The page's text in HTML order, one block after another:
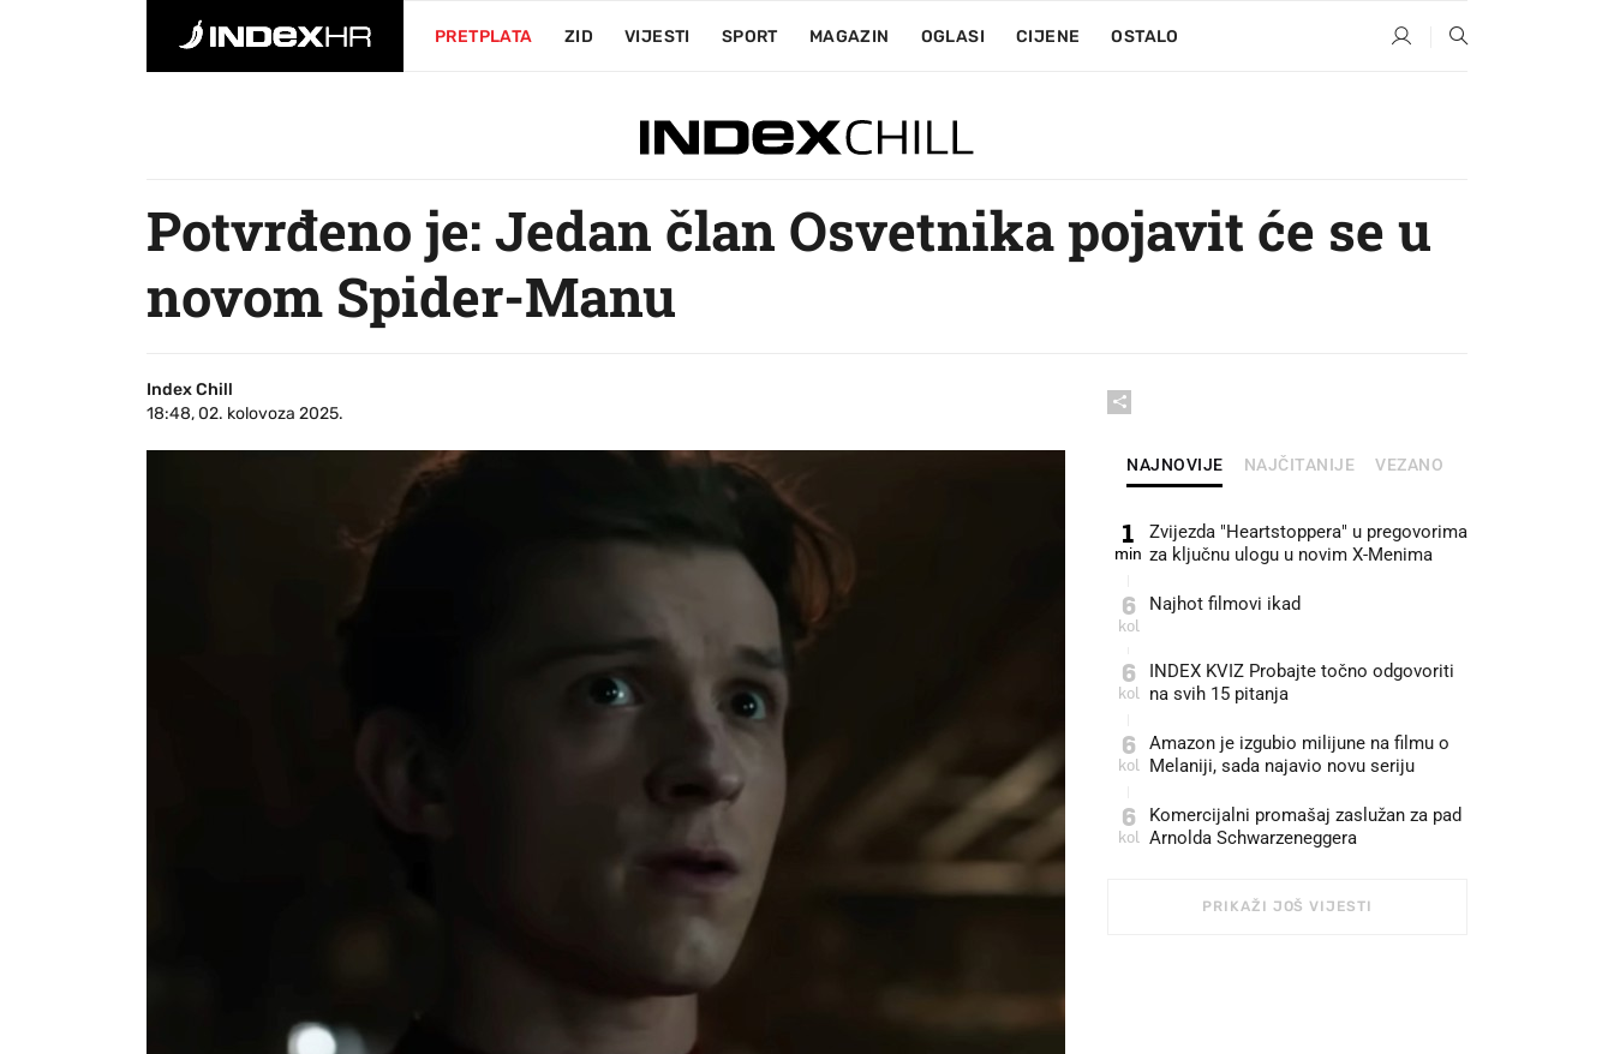
PRETPLATA ZID VIJESTI SPORT MAGAZIN OGLASI CIJENE OSTALO
Potvrđeno je: Jedan član Osvetnika pojavit će se u
novom Spider-Manu
Index Chill
18:48, 02. kolovoza 2025.
NAJNOVIJE NAJČITANIJE VEZANO
1
min
Zvijezda "Heartstoppera" u pregovorima
za ključnu ulogu u novim X-Menima
6
kol
Najhot filmovi ikad
6
kol
INDEX KVIZ Probajte točno odgovoriti
na svih 15 pitanja
6
kol
Amazon je izgubio milijune na filmu o
Melaniji, sada najavio novu seriju
6
kol
Komercijalni promašaj zaslužan za pad
Arnolda Schwarzeneggera
PRIKAŽI JOŠ VIJESTI